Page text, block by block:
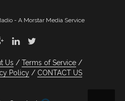
- A Morstar Media Service
Us
Terms of Service
Policy
CONTACT US